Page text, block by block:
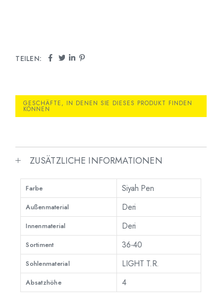
TEILEN:
GESCHÄFTE, IN DENEN SIE DIESES PRODUKT FINDEN
KÖNNEN
ZUSÄTZLICHE INFORMATIONEN
Farbe Siyah Pen
Außenmaterial Deri
Innenmaterial Deri
Sortiment 36-40
Sohlenmaterial LIGHT T.R.
Absatzhöhe 4